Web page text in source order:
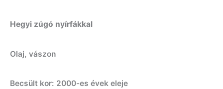
Hegyi zúgó nyírfákkal
Olaj, vászon
Becsült kor: 2000-es évek eleje